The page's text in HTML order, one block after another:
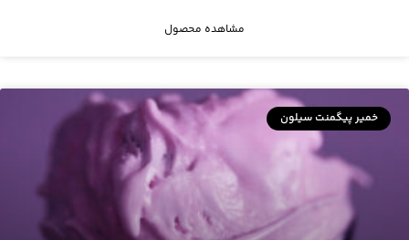
مشاهده محصول
خمیر پیگمنت سیلون